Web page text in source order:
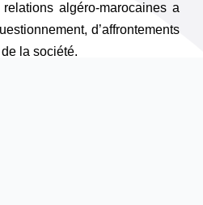
algéro-marocaines a
d’affrontements
la société.